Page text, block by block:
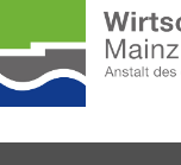
Inhalt anspringen